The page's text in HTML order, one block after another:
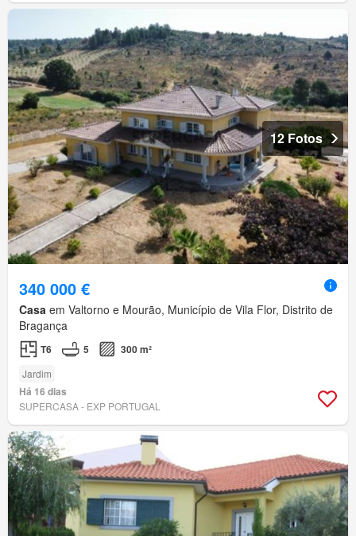
12 Fotos
340 000 €
Casa em Valtorno e Mourão, Município de Vila Flor, Distrito de
Bragança
T6 5 300 m²
Jardim
Há 16 dias
SUPERCASA - EXP PORTUGAL